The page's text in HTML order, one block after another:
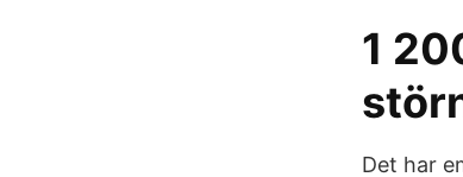
1
Det har